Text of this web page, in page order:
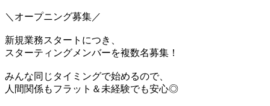
＼オープニング募集／
新規業務スタートにつき、
スターティングメンバーを複数名募集！
みんな同じタイミングで始めるので、
人間関係もフラット＆未経験でも安心◎